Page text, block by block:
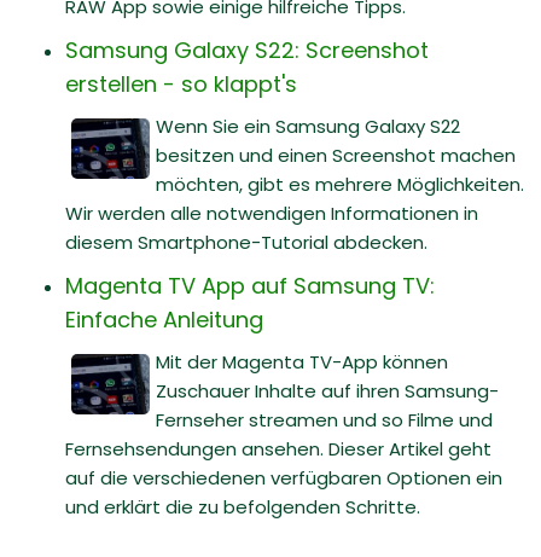
RAW App sowie einige hilfreiche Tipps.
Samsung Galaxy S22: Screenshot
erstellen - so klappt's
Wenn Sie ein Samsung Galaxy S22
besitzen und einen Screenshot machen
möchten, gibt es mehrere Möglichkeiten.
Wir werden alle notwendigen Informationen in
diesem Smartphone-Tutorial abdecken.
Magenta TV App auf Samsung TV:
Einfache Anleitung
Mit der Magenta TV-App können
Zuschauer Inhalte auf ihren Samsung-
Fernseher streamen und so Filme und
Fernsehsendungen ansehen. Dieser Artikel geht
auf die verschiedenen verfügbaren Optionen ein
und erklärt die zu befolgenden Schritte.